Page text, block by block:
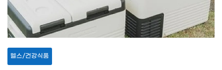
헬스/건강식품